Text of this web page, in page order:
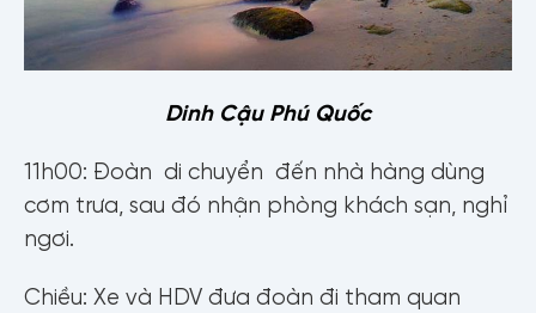
Dinh Cậu Phú Quốc
11h00: Đoàn di chuyển đến nhà hàng dùng
cơm trưa, sau đó nhận phòng khách sạn, nghỉ
ngơi.
Chiều: Xe và HDV đưa đoàn đi tham quan